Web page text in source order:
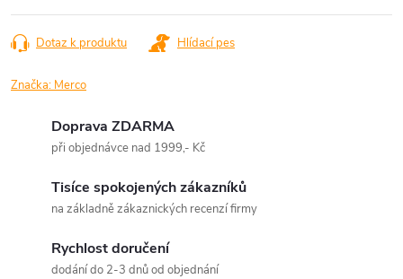
Dotaz k produktu Hlídací pes
Značka: Merco
Doprava ZDARMA
při objednávce nad 1999,- Kč
Tisíce spokojených zákazníků
na základně zákaznických recenzí firmy
Rychlost doručení
dodání do 2-3 dnů od objednání